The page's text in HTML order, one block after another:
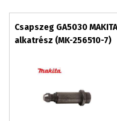
Csapszeg GA5030 MAKITA
alkatrész (MK-256510-7)